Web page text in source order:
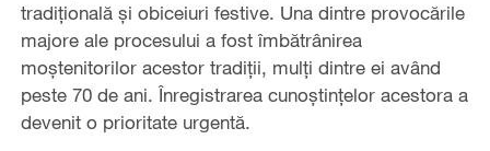
tradițională și obiceiuri festive. Una dintre provocările
majore ale procesului a fost îmbătrânirea
moștenitorilor acestor tradiții, mulți dintre ei având
peste 70 de ani. Înregistrarea cunoștințelor acestora a
devenit o prioritate urgentă.